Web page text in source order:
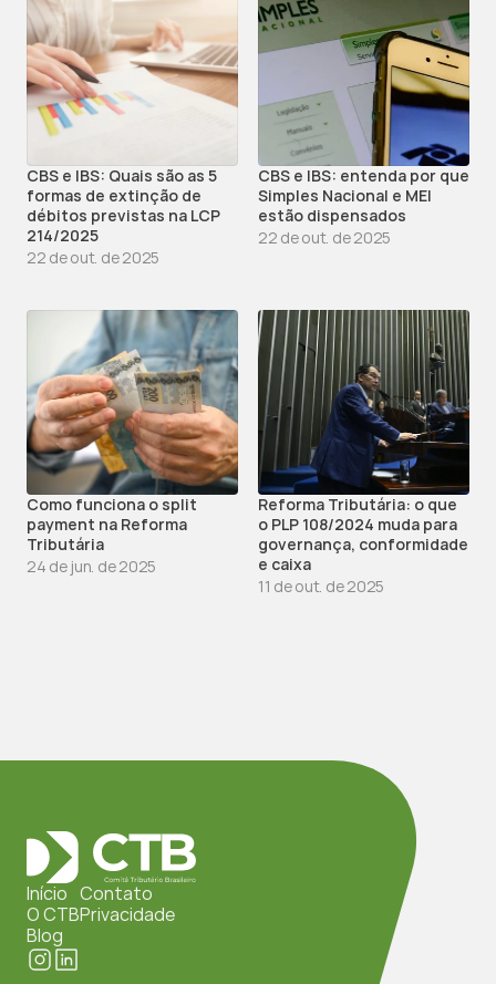
CBS e IBS: Quais são as 5
formas de extinção de
débitos previstas na LCP
214/2025
22 de out. de 2025
CBS e IBS: entenda por que
Simples Nacional e MEI
estão dispensados
22 de out. de 2025
Como funciona o split
payment na Reforma
Tributária
24 de jun. de 2025
Reforma Tributária: o que
o PLP 108/2024 muda para
governança, conformidade
e caixa
11 de out. de 2025
Início
O CTB
Blog
Contato
Privacidade